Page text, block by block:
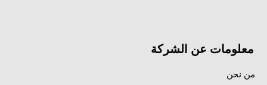
معلومات عن الشركة
من نحن